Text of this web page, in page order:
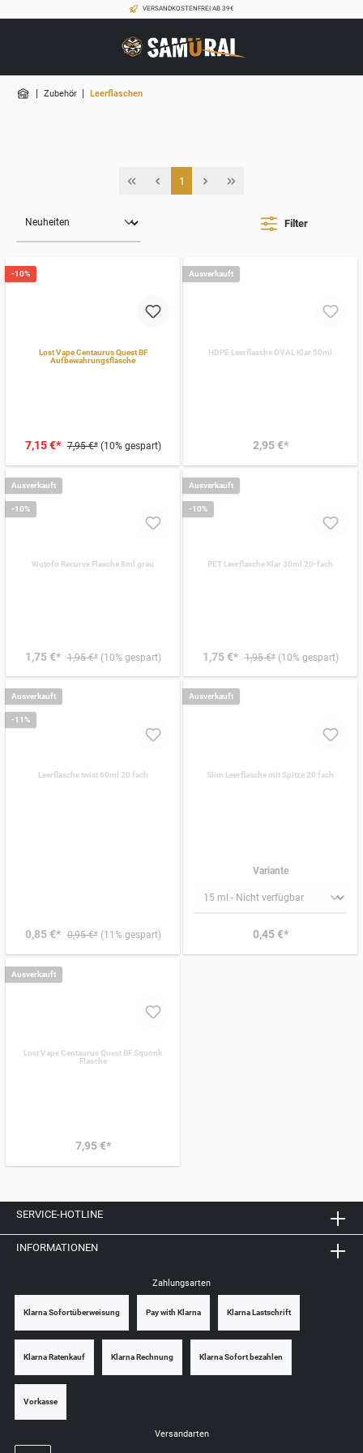
VERSANDKOSTENFREI AB 39€
| Zubehör | Leerflaschen
Filter
1
-10%
Lost Vape Centaurus Quest BF
Aufbewahrungsflasche
7,15 €* 7,95 €* (10% gespart)
Ausverkauft
HDPE Leerflasche OVAL Klar 50ml
2,95 €*
Ausverkauft
-10%
Wotofo Recurve Flasche 8ml grau
1,75 €* 1,95 €* (10% gespart)
Ausverkauft
-10%
PET Leerflasche Klar 30ml 20-fach
1,75 €* 1,95 €* (10% gespart)
Ausverkauft
-11%
Leerflasche twist 60ml 20 fach
0,85 €* 0,95 €* (11% gespart)
Ausverkauft
Slim Leerflasche mit Spitze 20 fach
Variante
0,45 €*
Ausverkauft
Lost Vape Centaurus Quest BF Squonk
Flasche
7,95 €*
SERVICE-HOTLINE
INFORMATIONEN
Zahlungsarten
Klarna Sofortüberweisung Pay with Klarna Klarna Lastschrift
Klarna Ratenkauf Klarna Rechnung Klarna Sofort bezahlen
Vorkasse
Versandarten